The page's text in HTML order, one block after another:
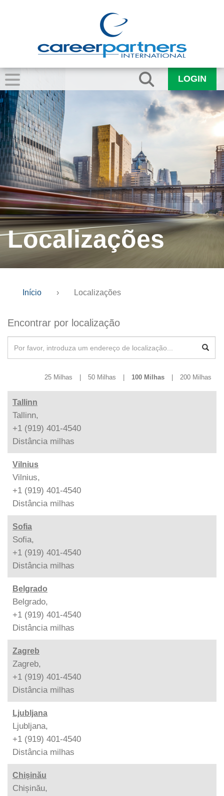
LOGIN
Localizações
Início › Localizações
Encontrar por localização
25 Milhas 50 Milhas 100 Milhas 200 Milhas
Tallinn
Tallinn,
+1 (919) 401-4540
Distância milhas
Vilnius
Vilnius,
+1 (919) 401-4540
Distância milhas
Sofia
Sofia,
+1 (919) 401-4540
Distância milhas
Belgrado
Belgrado,
+1 (919) 401-4540
Distância milhas
Zagreb
Zagreb,
+1 (919) 401-4540
Distância milhas
Ljubljana
Ljubljana,
+1 (919) 401-4540
Distância milhas
Chișinău
Chișinău,